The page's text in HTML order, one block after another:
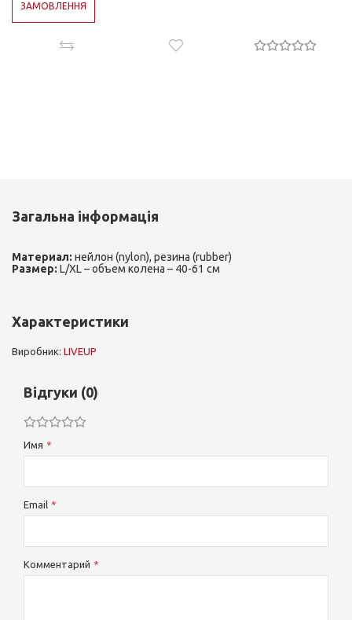
ЗАМОВЛЕННЯ
Загальна інформація
Материал: нейлон (nylon), резина (rubber)
Размер: L/XL – объем колена – 40-61 см
Характеристики
Виробник: LIVEUP
Відгуки (0)
Имя
Email
Комментарий